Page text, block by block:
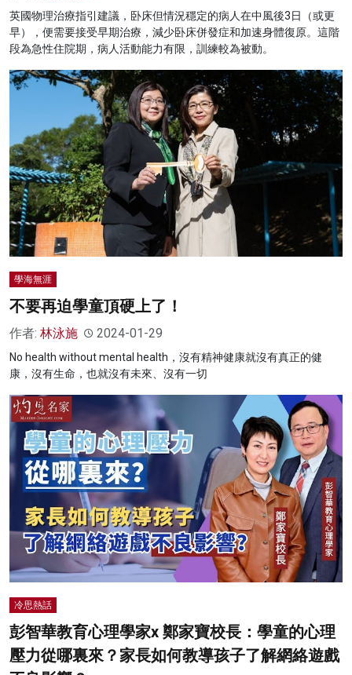
英國物理治療指引建議，卧床但情況穩定的病人在中風後3日（或更
早），便需要接受早期治療，減少卧床併發症和加速身體復原。這階
段為急性住院期，病人活動能力有限，訓練較為被動。
學海無涯
不要再迫學童頂硬上了！
作者: 林泳施 2024-01-29
No health without mental health，沒有精神健康就沒有真正的健
康，沒有生命，也就沒有未來、沒有一切
冷思熱話
彭智華教育心理學家x 鄭家寶校長：學童的心理
壓力從哪裏來？家長如何教導孩子了解網絡遊戲